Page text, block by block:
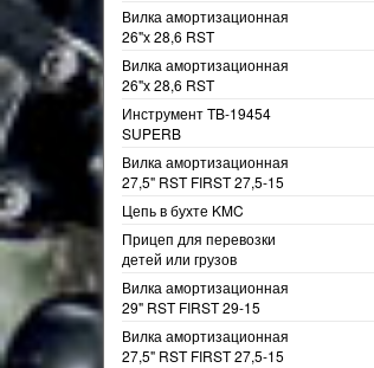
Вилка амортизационная
26"х 28,6 RST
Вилка амортизационная
26"х 28,6 RST
Инструмент TB-19454
SUPERB
Вилка амортизационная
27,5" RST FIRST 27,5-15
Цепь в бухте KMC
Прицеп для перевозки
детей или грузов
Вилка амортизационная
29" RST FIRST 29-15
Вилка амортизационная
27,5" RST FIRST 27,5-15